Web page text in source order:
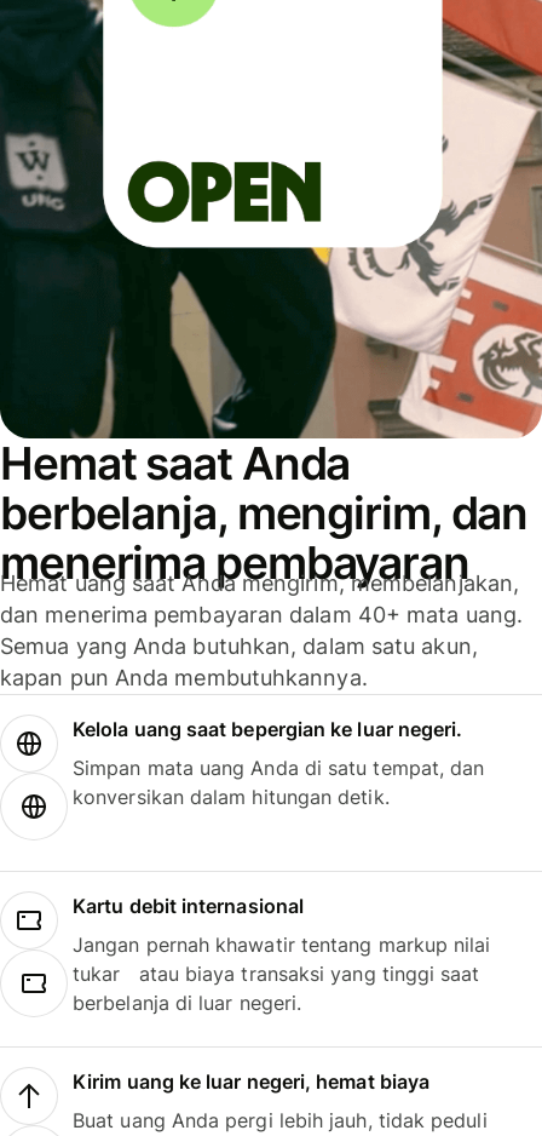
Hemat saat Anda
berbelanja, mengirim, dan
menerima pembayaran
Hemat uang saat Anda mengirim, membelanjakan,
dan menerima pembayaran dalam 40+ mata uang.
Semua yang Anda butuhkan, dalam satu akun,
kapan pun Anda membutuhkannya.
Kelola uang saat bepergian ke luar negeri.
Simpan mata uang Anda di satu tempat, dan
konversikan dalam hitungan detik.
Kartu debit internasional
Jangan pernah khawatir tentang markup nilai
tukar atau biaya transaksi yang tinggi saat
berbelanja di luar negeri.
Kirim uang ke luar negeri, hemat biaya
Buat uang Anda pergi lebih jauh, tidak peduli